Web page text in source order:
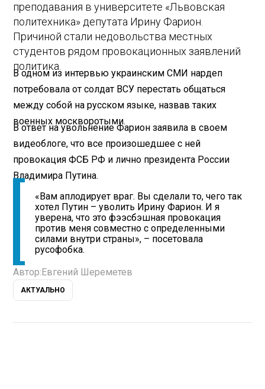
преподавания в университете «Львовская
политехника» депутата Ирину Фарион.
Причиной стали недовольства местных
студентов рядом провокационных заявлений
политика.
В одном из интервью украинским СМИ нардеп
потребовала от солдат ВСУ перестать общаться
между собой на русском языке, назвав таких
военных москворотыми.
В ответ на увольнение Фарион заявила в своем
видеоблоге, что все произошедшее с ней
провокация ФСБ РФ и лично президента России
Владимира Путина.
«Вам аплодирует враг. Вы сделали то, чего так
хотел Путин – уволить Ирину Фарион. И я
уверена, что это фээсбэшная провокация
против меня совместно с определенными
силами внутри страны», – посетовала
русофобка.
Автор: Евгений Шереметев
АКТУАЛЬНО